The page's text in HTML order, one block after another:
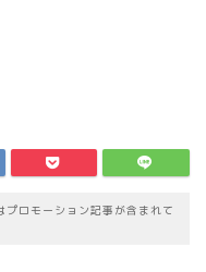
ロモーション記事が含まれて